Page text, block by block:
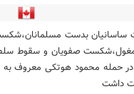
بدست
صفویان و سقوط
در حمله محمود هوتکی معروف
داشت